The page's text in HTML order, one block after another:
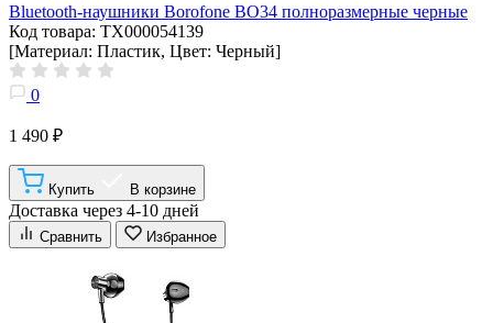
Bluetooth-наушники Borofone BO34 полноразмерные черные
Код товара: ТХ000054139
[Материал: Пластик, Цвет: Черный]
0
1 490 ₽
Купить В корзине
Доставка через 4-10 дней
Сравнить Избранное